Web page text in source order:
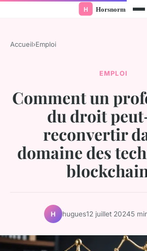
Accueil›Emploi
EMPLOI
Comment un
du droit
reconvertir
domaine des
H hugues12 juillet 20245